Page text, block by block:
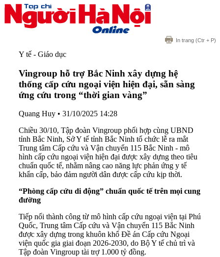
In trang (Ctr + P)
Y tế - Giáo dục
Vingroup hỗ trợ Bắc Ninh xây dựng hệ
thống cấp cứu ngoại viện hiện đại, sẵn sàng
ứng cứu trong “thời gian vàng”
Quang Huy • 31/10/2025 14:28
Chiều 30/10, Tập đoàn Vingroup phối hợp cùng UBND
tỉnh Bắc Ninh, Sở Y tế tỉnh Bắc Ninh tổ chức lễ ra mắt
Trung tâm Cấp cứu và Vận chuyển 115 Bắc Ninh - mô
hình cấp cứu ngoại viện hiện đại được xây dựng theo tiêu
chuẩn quốc tế, nhằm nâng cao năng lực phản ứng y tế
khẩn cấp, bảo đảm người dân được cấp cứu kịp thời.
“Phòng cấp cứu di động” chuẩn quốc tế trên mọi cung
đường
Tiếp nối thành công từ mô hình cấp cứu ngoại viện tại Phú
Quốc, Trung tâm Cấp cứu và Vận chuyển 115 Bắc Ninh
được xây dựng trong khuôn khổ Đề án Cấp cứu Ngoại
viện quốc gia giai đoạn 2026-2030, do Bộ Y tế chủ trì và
Tập đoàn Vingroup tài trợ 1.000 tỷ đồng.